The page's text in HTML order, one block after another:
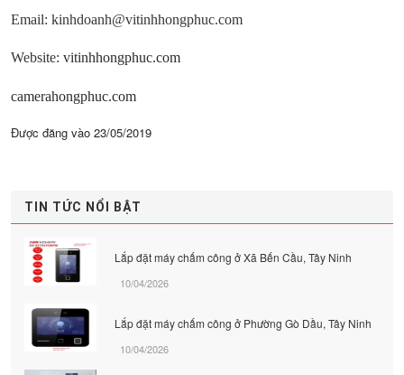
Email: kinhdoanh@vitinhhongphuc.com
Website: vitinhhongphuc.com
camerahongphuc.com
Được đăng vào 23/05/2019
TIN TỨC NỔI BẬT
Lắp đặt máy chấm công ở Xã Bến Cầu, Tây Ninh
10/04/2026
Lắp đặt máy chấm công ở Phường Gò Dầu, Tây Ninh
10/04/2026